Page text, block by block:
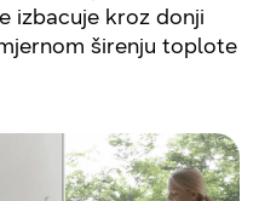
izbacuje kroz donji
širenju toplote